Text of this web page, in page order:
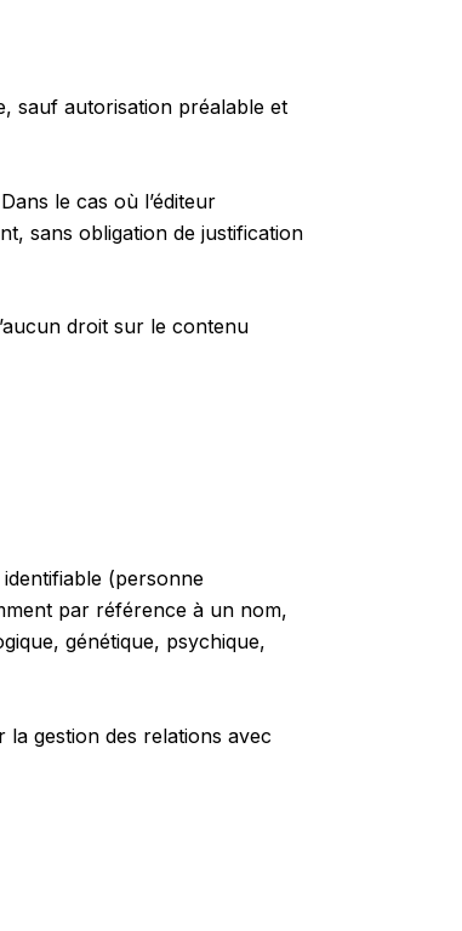
sauf autorisation préalable et
le cas où l’éditeur
sans obligation de justification
droit sur le contenu
(personne
par référence à un nom,
génétique, psychique,
gestion des relations avec